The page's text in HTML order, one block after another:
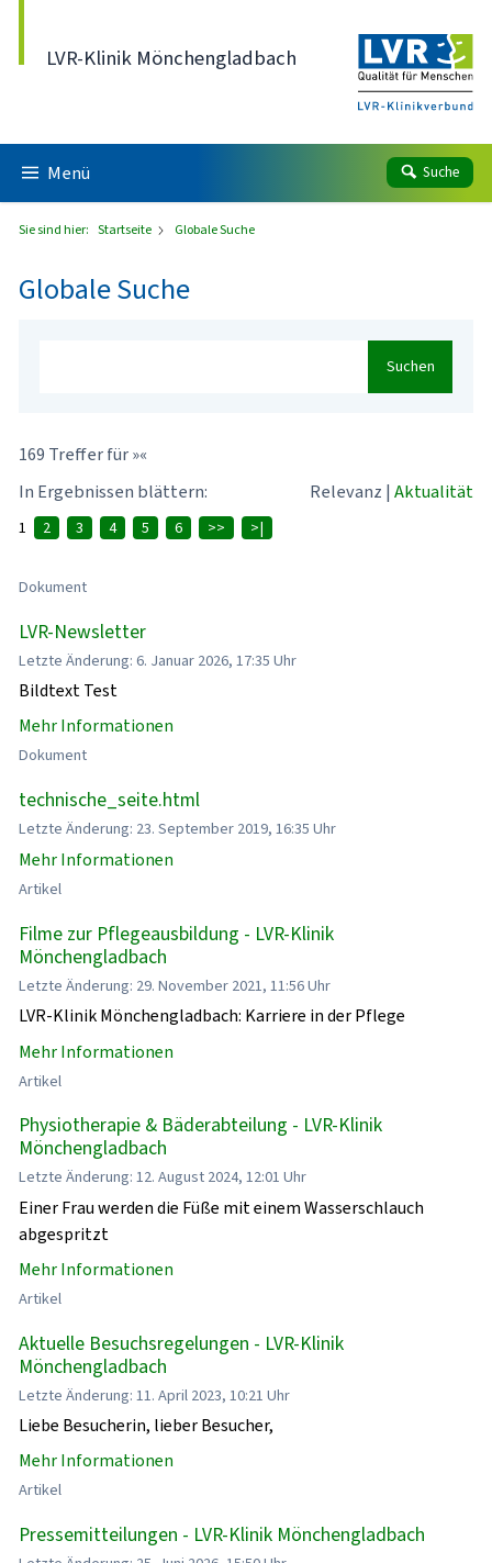
LVR-Klinik Mönchengladbach
Menü Suche
Sie sind hier: Startseite Globale Suche
Globale Suche
Suchen
169 Treffer für »«
In Ergebnissen blättern:
Relevanz | Aktualität
1 2 3 4 5 6 >> >|
Dokument
LVR-Newsletter
Letzte Änderung: 6. Januar 2026, 17:35 Uhr
Bildtext Test
Mehr Informationen
Dokument
technische_seite.html
Letzte Änderung: 23. September 2019, 16:35 Uhr
Mehr Informationen
Artikel
Filme zur Pflegeausbildung - LVR-Klinik
Mönchengladbach
Letzte Änderung: 29. November 2021, 11:56 Uhr
LVR-Klinik Mönchengladbach: Karriere in der Pflege
Mehr Informationen
Artikel
Physiotherapie & Bäderabteilung - LVR-Klinik
Mönchengladbach
Letzte Änderung: 12. August 2024, 12:01 Uhr
Einer Frau werden die Füße mit einem Wasserschlauch
abgespritzt
Mehr Informationen
Artikel
Aktuelle Besuchsregelungen - LVR-Klinik
Mönchengladbach
Letzte Änderung: 11. April 2023, 10:21 Uhr
Liebe Besucherin, lieber Besucher,
Mehr Informationen
Artikel
Pressemitteilungen - LVR-Klinik Mönchengladbach